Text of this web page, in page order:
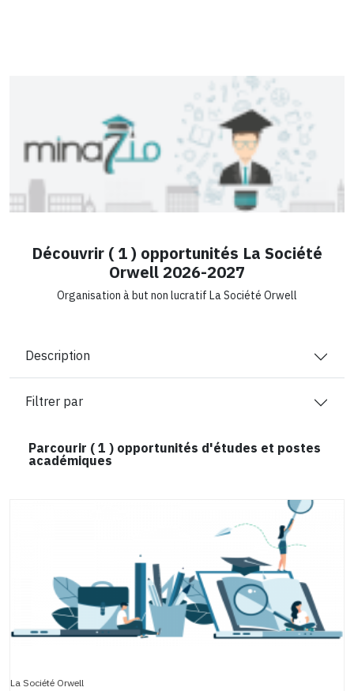
Découvrir ( 1 ) opportunités La Société
Orwell 2026-2027
Organisation à but non lucratif La Société Orwell
Description
Filtrer par
Parcourir (1 ) opportunités d'études et postes
académiques
La Société Orwell